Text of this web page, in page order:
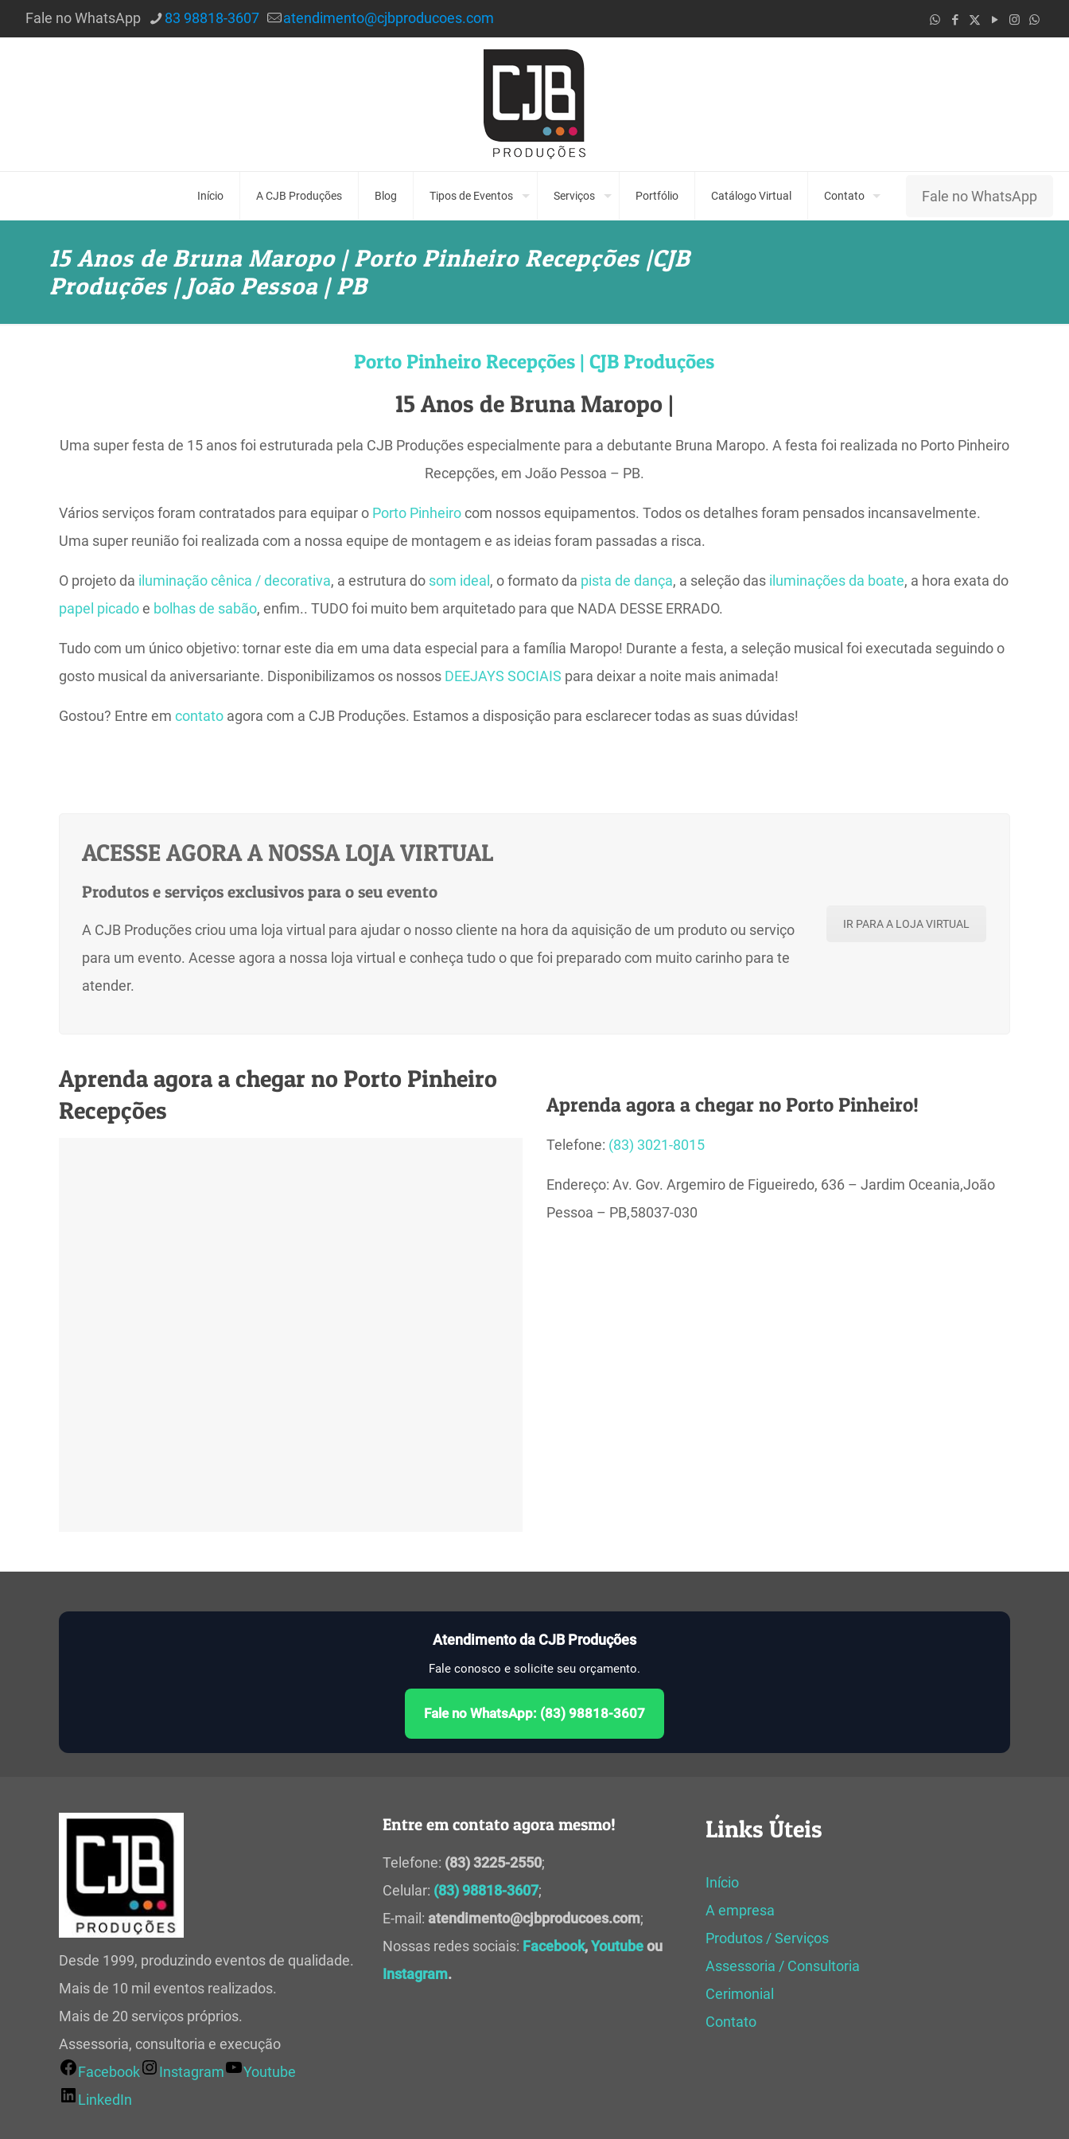
Fale no WhatsApp 83 98818-3607 atendimento@cjbproducoes.com
Início A CJB Produções Blog Tipos de Eventos Serviços Portfólio Catálogo Virtual Contato Fale no WhatsApp
15 Anos de Bruna Maropo | Porto Pinheiro Recepções |CJB
Produções | João Pessoa | PB
Porto Pinheiro Recepções | CJB Produções
15 Anos de Bruna Maropo |
Uma super festa de 15 anos foi estruturada pela CJB Produções especialmente para a debutante Bruna Maropo. A festa foi realizada no Porto Pinheiro
Recepções, em João Pessoa – PB.
Vários serviços foram contratados para equipar o Porto Pinheirocom nossos equipamentos. Todos os detalhes foram pensados incansavelmente.
Uma super reunião foi realizada com a nossa equipe de montagem e as ideias foram passadas a risca.
O projeto da iluminação cênica / decorativa, a estrutura do som ideal , o formato da pista de dança, a seleção das iluminações da boate, a hora exata do
papel picadoe bolhas de sabão, enfim.. TUDO foi muito bem arquitetado para que NADA DESSE ERRADO.
Tudo com um único objetivo: tornar este dia em uma data especial para a família Maropo! Durante a festa, a seleção musical foi executada seguindo o
gosto musical da aniversariante. Disponibilizamos os nossos DEEJAYS SOCIAIS para deixar a noite mais animada!
Gostou? Entre emcontato agora com a CJB Produções. Estamos a disposição para esclarecer todas as suas dúvidas!
ACESSE AGORA A NOSSA LOJA VIRTUAL
Produtos e serviços exclusivos para o seu evento
A CJB Produções criou uma loja virtual para ajudar o nosso cliente na hora da aquisição de um produto ou serviço
para um evento. Acesse agora a nossa loja virtual e conheça tudo o que foi preparado com muito carinho para te
atender.
IR PARA A LOJA VIRTUAL
Aprenda agora a chegar no Porto Pinheiro
Recepções
Aprenda agora a chegar no Porto Pinheiro!
Telefone: (83) 3021-8015
Endereço: Av. Gov. Argemiro de Figueiredo, 636 – Jardim Oceania,João
Pessoa – PB,58037-030
Atendimento da CJB Produções
Fale conosco e solicite seu orçamento.
Fale no WhatsApp: (83) 98818-3607
Desde 1999, produzindo eventos de qualidade.
Mais de 10 mil eventos realizados.
Mais de 20 serviços próprios.
Assessoria, consultoria e execução
Facebook
Instagram
Youtube
LinkedIn
Entre em contato agora mesmo!
Telefone: (83) 3225-2550;
Celular: (83) 98818-3607;
E-mail: atendimento@cjbproducoes.com;
Nossas redes sociais: Facebook,Youtubeou
Instagram.
Links Úteis
Início
A empresa
Produtos / Serviços
Assessoria / Consultoria
Cerimonial
Contato